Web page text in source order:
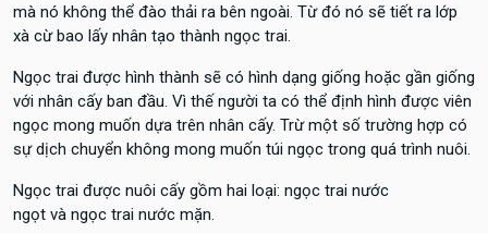
mà nó không thể đào thải ra bên ngoài. Từ đó nó sẽ tiết ra lớp
xà cừ bao lấy nhân tạo thành ngọc trai.
Ngọc trai được hình thành sẽ có hình dạng giống hoặc gần giống
với nhân cấy ban đầu. Vì thế người ta có thể định hình được viên
ngọc mong muốn dựa trên nhân cấy. Trừ một số trường hợp có
sự dịch chuyển không mong muốn túi ngọc trong quá trình nuôi.
Ngọc trai được nuôi cấy gồm hai loại: ngọc trai nước
ngọt và ngọc trai nước mặn.